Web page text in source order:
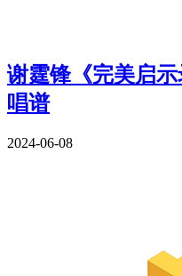
谢霆锋《完美启
唱谱
2024-06-08